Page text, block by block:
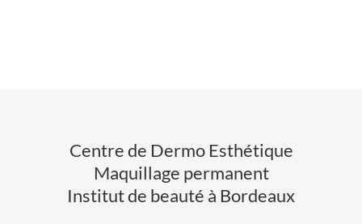
Centre de Dermo Esthétique
Maquillage permanent
Institut de beauté à Bordeaux